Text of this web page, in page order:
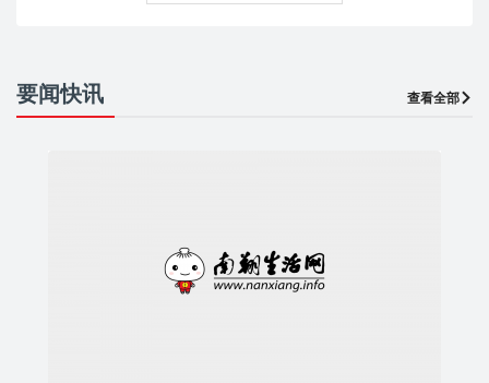
要闻快讯 查看全部